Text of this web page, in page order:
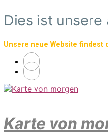
Zum
Hauptinhalt
Dies ist unsere
Unsere neue Website findest
Karte von